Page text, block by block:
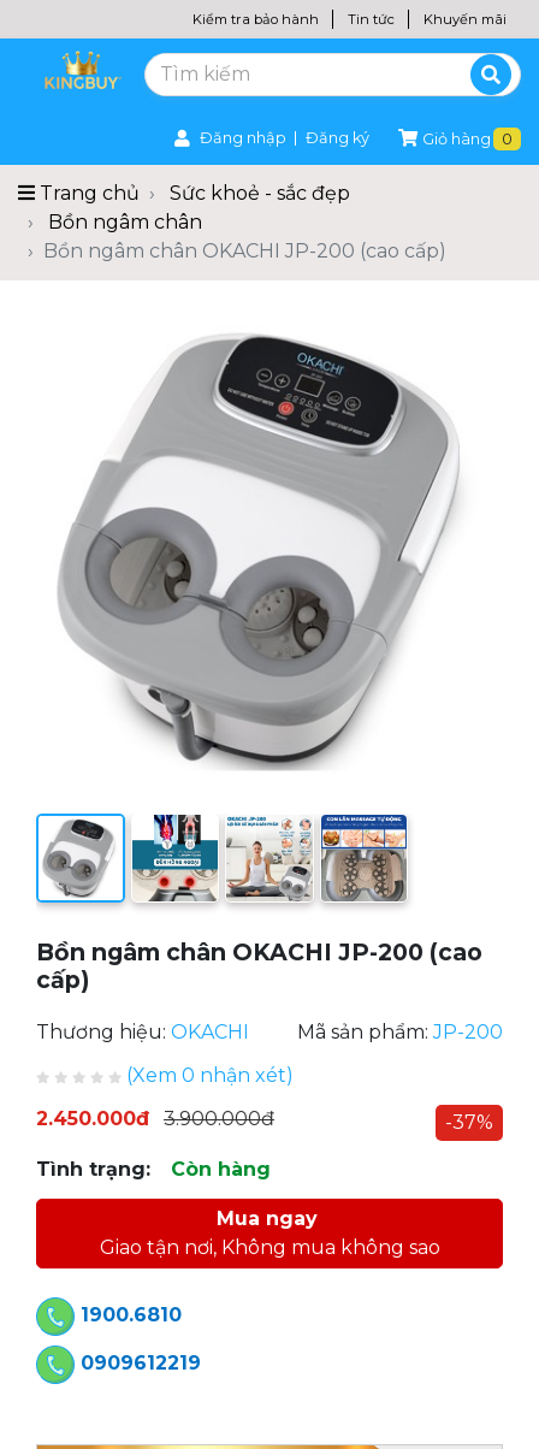
Kiểm tra bảo hành Tin tức Khuyến mãi
Đăng nhập Đăng ký Giỏ hàng 0
Trang chủ
Sức khoẻ - sắc đẹp
Bồn ngâm chân
Bồn ngâm chân OKACHI JP-200 (cao cấp)
Bồn ngâm chân OKACHI JP-200 (cao
cấp)
Thương hiệu: OKACHI Mã sản phẩm:JP-200
(Xem 0 nhận xét)
2.450.000đ
3.900.000đ -37%
Tình trạng: Còn hàng
Mua ngay
Giao tận nơi, Không mua không sao
1900.6810
0909612219